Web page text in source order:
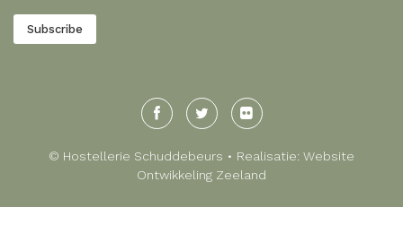
© Hostellerie Schuddebeurs • Realisatie: Website
Ontwikkeling Zeeland